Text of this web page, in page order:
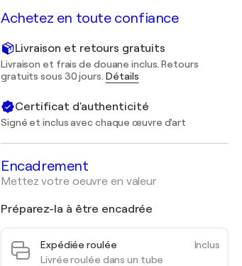
Achetez en toute confiance
Livraison et retours gratuits
Livraison et frais de douane inclus. Retours
gratuits sous 30 jours. Détails
Certificat d'authenticité
Signé et inclus avec chaque œuvre d'art
Encadrement
Mettez votre oeuvre en valeur
Préparez-la à être encadrée
Inclus
Expédiée roulée
Livrée roulée dans un tube